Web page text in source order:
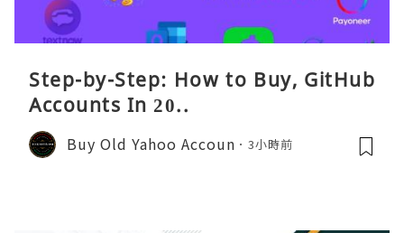
Step-by-Step: How to Buy, GitHub
Accounts In 20..
Buy Old Yahoo Accoun 3小時前